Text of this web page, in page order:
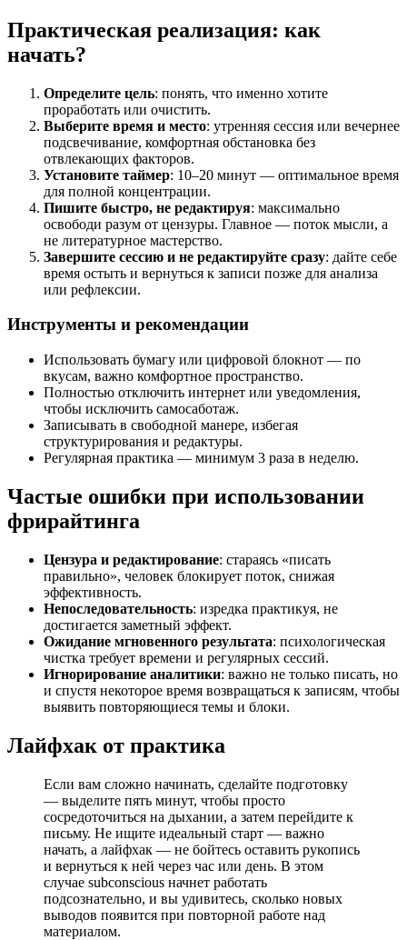
Практическая реализация: как
начать?
Определите цель: понять, что именно хотите
проработать или очистить.
Выберите время и место: утренняя сессия или вечернее
подсвечивание, комфортная обстановка без
отвлекающих факторов.
Установите таймер: 10–20 минут — оптимальное время
для полной концентрации.
Пишите быстро, не редактируя: максимально
освободи разум от цензуры. Главное — поток мысли, а
не литературное мастерство.
Завершите сессию и не редактируйте сразу: дайте себе
время остыть и вернуться к записи позже для анализа
или рефлексии.
Инструменты и рекомендации
Использовать бумагу или цифровой блокнот — по
вкусам, важно комфортное пространство.
Полностью отключить интернет или уведомления,
чтобы исключить самосаботаж.
Записывать в свободной манере, избегая
структурирования и редактуры.
Регулярная практика — минимум 3 раза в неделю.
Частые ошибки при использовании
фрирайтинга
Цензура и редактирование: стараясь «писать
правильно», человек блокирует поток, снижая
эффективность.
Непоследовательность: изредка практикуя, не
достигается заметный эффект.
Ожидание мгновенного результата: психологическая
чистка требует времени и регулярных сессий.
Игнорирование аналитики: важно не только писать, но
и спустя некоторое время возвращаться к записям, чтобы
выявить повторяющиеся темы и блоки.
Лайфхак от практика
Если вам сложно начинать, сделайте подготовку
— выделите пять минут, чтобы просто
сосредоточиться на дыхании, а затем перейдите к
письму. Не ищите идеальный старт — важно
начать, а лайфхак — не бойтесь оставить рукопись
и вернуться к ней через час или день. В этом
случае subconscious начнет работать
подсознательно, и вы удивитесь, сколько новых
выводов появится при повторной работе над
материалом.